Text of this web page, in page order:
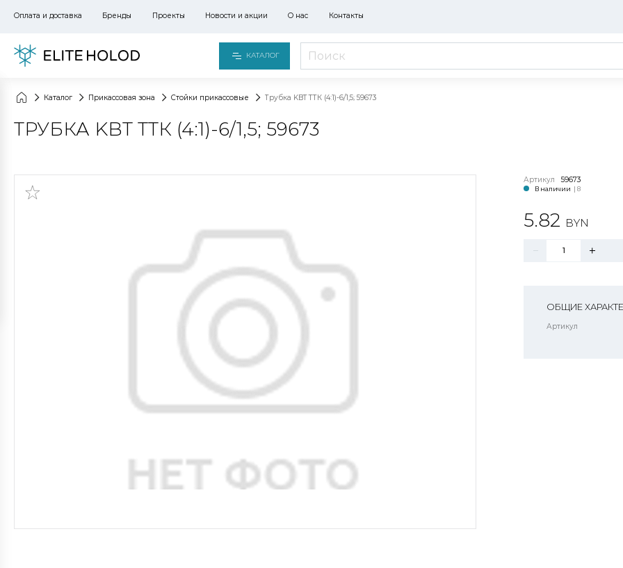
Оплата и доставка Бренды Проекты Новости и акции О нас Контакты
КАТАЛОГ
Каталог Прикассовая зона Стойки прикассовые Трубка KBT ТТК (4:1)-6/1,5; 59673
ТРУБКА KBT ТТК (4:1)-6/1,5; 59673
Артикул 59673
В наличии | 8
5.82 BYN
ОБЩИЕ
Артикул